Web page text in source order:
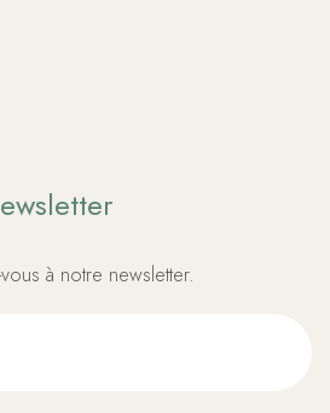
à notre newsletter.